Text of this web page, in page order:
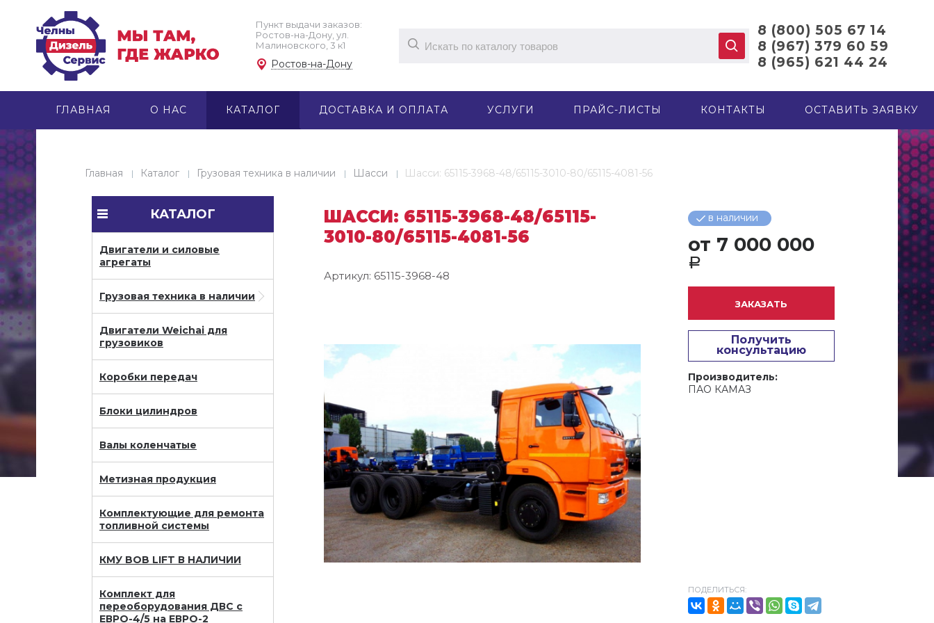
Пункт выдачи заказов: ​
Ростов-на-Дону, ул. ​
Малиновского, 3 к1
Ростов-на-Дону
8 (800) 505 67 14
8 (967) 379 60 59
8 (965) 621 44 24
ГЛАВНАЯ О НАС КАТАЛОГ ДОСТАВКА И ОПЛАТА УСЛУГИ ПРАЙС-ЛИСТЫ КОНТАКТЫ ОСТАВИТЬ ЗАЯВКУ
Главная Каталог Грузовая техника в наличии Шасси Шасси: 65115-3968-48/65115-3010-80/65115-4081-56
КАТАЛОГ
Двигатели и силовые
агрегаты
Грузовая техника в наличии
Двигатели Weichai для
грузовиков
Коробки передач
Блоки цилиндров
Валы коленчатые
Метизная продукция
Комплектующие для ремонта
топливной системы
КМУ BOB LIFT В НАЛИЧИИ
Комплект для
переоборудования ДВС с
ЕВРО-4/5 на ЕВРО-2
ШАССИ: 65115-3968-48/65115-
3010-80/65115-4081-56
Артикул: 65115-3968-48
в наличии
от 7 000 000
Р
ЗАКАЗАТЬ
Получить
консультацию
Производитель:
ПАО КАМАЗ
ПОДЕЛИТЬСЯ: